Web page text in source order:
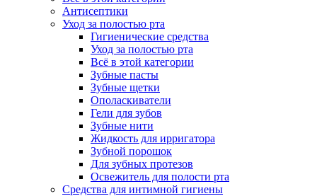
Антисептики
Уход за полостью рта
Гигиенические средства
Уход за полостью рта
Всё в этой категории
Зубные пасты
Зубные щетки
Ополаскиватели
Гели для зубов
Зубные нити
Жидкость для ирригатора
Зубной порошок
Для зубных протезов
Освежитель для полости рта
Средства для интимной гигиены